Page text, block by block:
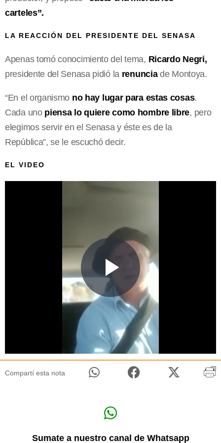
carteles”.
LA REACCIÓN DEL PRESIDENTE DEL SENASA
Apenas tomó conocimiento del tema, Ricardo Negri,
presidente del Senasa pidió la renunciade Montoya.
“En el organismo no hay lugar para estas cosas.
Cada uno piensa lo quiere como hombre libre, pero
elegimos servir en el Senasa y éste es de la
República”, se le escuchó decir.
EL VIDEO
Compartí esta nota
Sumate a nuestro canal de Whatsapp